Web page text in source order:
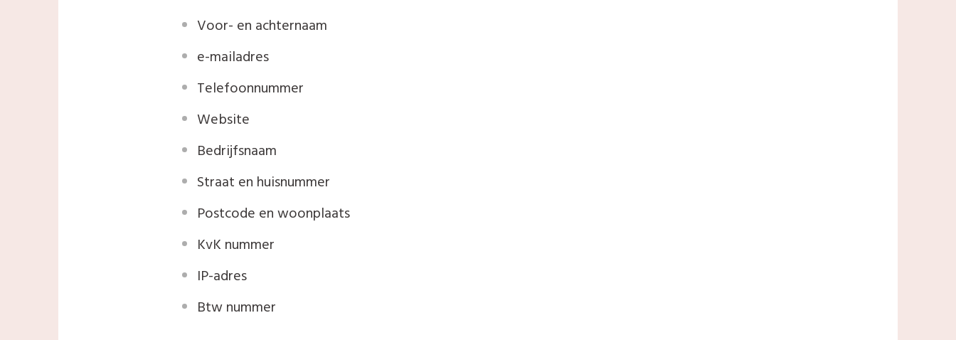
Voor- en achternaam
e-mailadres
Telefoonnummer
Website
Bedrijfsnaam
Straat en huisnummer
Postcode en woonplaats
KvK nummer
IP-adres
Btw nummer